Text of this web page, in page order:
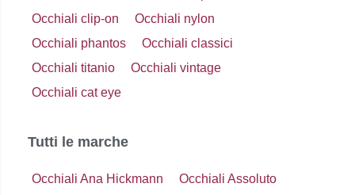
Occhiali clip-on
Occhiali nylon
Occhiali phantos
Occhiali classici
Occhiali titanio
Occhiali vintage
Occhiali cat eye
Tutti le marche
Occhiali Ana Hickmann
Occhiali Assoluto